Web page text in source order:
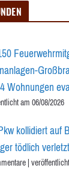
am 06/08/2026
kollidiert
tödlich verletzt
|